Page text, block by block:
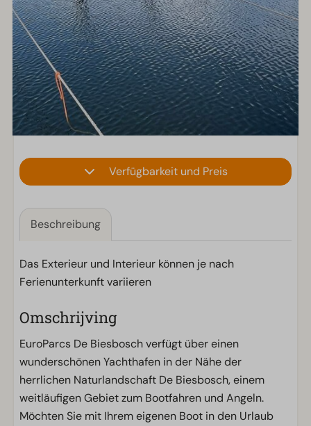
Verfügbarkeit und Preis
Beschreibung
Das Exterieur und Interieur können je nach
Ferienunterkunft variieren
Omschrijving
EuroParcs De Biesbosch verfügt über einen
wunderschönen Yachthafen in der Nähe der
herrlichen Naturlandschaft De Biesbosch, einem
weitläufigen Gebiet zum Bootfahren und Angeln.
Möchten Sie mit Ihrem eigenen Boot in den Urlaub